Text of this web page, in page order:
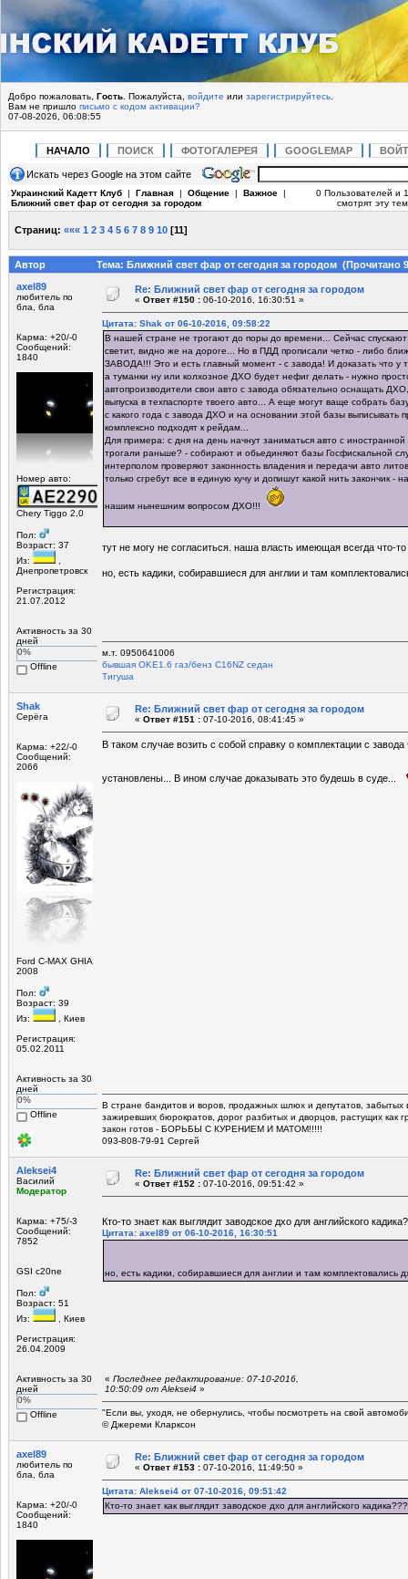
Добро пожаловать, Гость . Пожалуйста, войдите или зарегистрируйтесь
Вам не пришло письмо с кодом активации?
07-08-2026, 06:08:55
НАЧАЛО ПОИСК ФОТОГАЛЕРЕЯ GOOGLEMAP
Искать через Google на этом сайте
Украинский Кадетт Клуб | Главная | Общение | Важное |
Ближний свет фар от сегодня за городом
0 Пользователей и 1
смотрят эту
Страниц: ««« 1 2 3 4 5 6 7 8 9 10 [11]
Автор
Тема: Ближний свет фар от сегодня за городом (Прочитано
axel89
любитель по
бла, бла
Карма: +20/-0
Сообщений:
1840
Номер авто:
Chery Tiggo 2,0
Пол:
Возраст: 37
Из:
,
Днепропетровск
Регистрация:
21.07.2012
Активность за 30
дней
0%
Offline
Re: Ближний свет фар от сегодня за городом
« Ответ #150 : 06-10-2016, 16:30:51 »
Цитата: Shak от 06-10-2016, 09:58:22
В нашей стране не трогают до поры до времени... Сейчас спускают
светит, видно же на дороге... Но в ПДД прописали четко - либо
ЗАВОДА!!! Это и есть главный момент - с завода! И доказать что у
а туманки ну или колхозное ДХО будет нефиг делать - нужно
автопроизводители свои авто с завода обязательно оснащать
выпуска в техпаспорте твоего авто... А еще могут ваще собрать
с какого года с завода ДХО и на основании этой базы выписывать
комплексно подходят к рейдам...
Для примера: с дня на день начнут заниматься авто с
трогали раньше? - собирают и обьединяют базы Госфискальной
интерполом проверяют законность владения и передачи авто
только сгребут все в единую кучу и допишут какой нить закончик -
нашим нынешним вопросом ДХО!!!
тут не могу не согласиться. наша власть имеющая всегда что-
но, есть кадики, собиравшиеся для англии и там
м.т. 0950641006
бывшая OKЕ1.6 газ/бенз C16NZ седан
Tигуша
Shak
Серёга
Карма: +22/-0
Сообщений:
2066
Ford C-MAX GHIA
2008
Пол:
Возраст: 39
Из:
, Киев
Регистрация:
05.02.2011
Активность за 30
дней
0%
Offline
Re: Ближний свет фар от сегодня за городом
« Ответ #151 : 07-10-2016, 08:41:45 »
В таком случае возить с собой справку о комплектации с
установлены... В ином случае доказывать это будешь в суде...
В стране бандитов и воров, продажных шлюх и депутатов, забытых
зажиревших бюрократов, дорог разбитых и дворцов, растущих как
закон готов - БОРЬБЫ С КУРЕНИЕМ И МАТОМ!!!!!
093-808-79-91 Сергей
Aleksei4
Василий
Модератор
Карма: +75/-3
Сообщений:
7852
GSI c20ne
Пол:
Возраст: 51
Из:
, Киев
Регистрация:
26.04.2009
Активность за 30
дней
0%
Offline
Re: Ближний свет фар от сегодня за городом
« Ответ #152 : 07-10-2016, 09:51:42 »
Кто-то знает как выглядит заводское дхо для английского
Цитата: axel89 от 06-10-2016, 16:30:51
но, есть кадики, собиравшиеся для англии и там комплектовались
« Последнее редактирование: 07-10-2016,
10:50:09 от Aleksei4 »
"Если вы, уходя, не обернулись, чтобы посмотреть на свой
© Джереми Кларксон
axel89
любитель по
бла, бла
Карма: +20/-0
Сообщений:
1840
Re: Ближний свет фар от сегодня за городом
« Ответ #153 : 07-10-2016, 11:49:50 »
Цитата: Aleksei4 от 07-10-2016, 09:51:42
Кто-то знает как выглядит заводское дхо для английского